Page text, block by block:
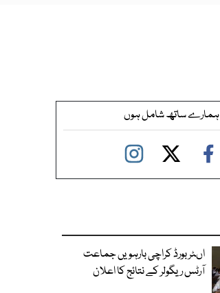
ہمارے ساتھ شامل ہوں
اںٹر بورڈ کراچی بارہویں جماعت
آرٹس ریگولر کے نتائج کا اعلان